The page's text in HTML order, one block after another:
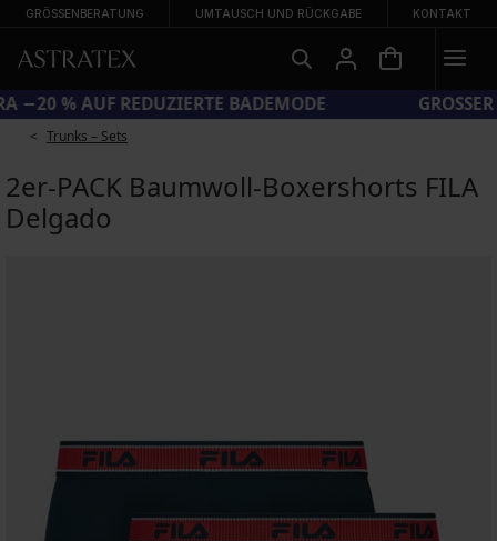
GRÖSSENBERATUNG UMTAUSCH UND RÜCKGABE KONTAKT
SUN20 = EXTRA −20 % AUF REDUZIERTE BADEMODE
Trunks – Sets
2er-PACK Baumwoll-Boxershorts FILA
Delgado